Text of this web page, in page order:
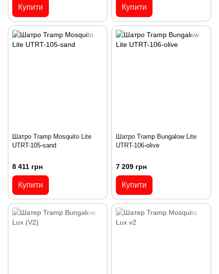
Купити Купити
Шатро Tramp Mosquito Lite
UTRT-105-sand
8 411 грн
Купити
Шатро Tramp Bungalow Lite
UTRT-106-olive
7 209 грн
Купити